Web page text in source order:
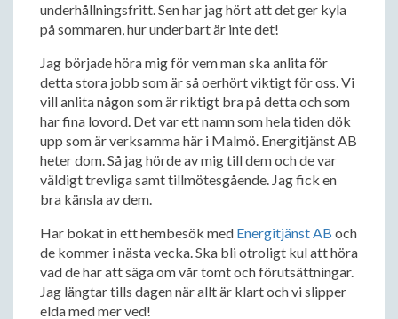
underhållningsfritt. Sen har jag hört att det ger kyla
på sommaren, hur underbart är inte det!
Jag började höra mig för vem man ska anlita för
detta stora jobb som är så oerhört viktigt för oss. Vi
vill anlita någon som är riktigt bra på detta och som
har fina lovord. Det var ett namn som hela tiden dök
upp som är verksamma här i Malmö. Energitjänst AB
heter dom. Så jag hörde av mig till dem och de var
väldigt trevliga samt tillmötesgående. Jag fick en
bra känsla av dem.
Har bokat in ett hembesök med Energitjänst AB och
de kommer i nästa vecka. Ska bli otroligt kul att höra
vad de har att säga om vår tomt och förutsättningar.
Jag längtar tills dagen när allt är klart och vi slipper
elda med mer ved!